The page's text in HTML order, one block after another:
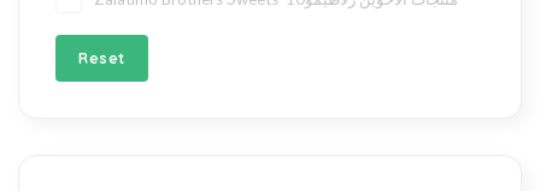
Reset